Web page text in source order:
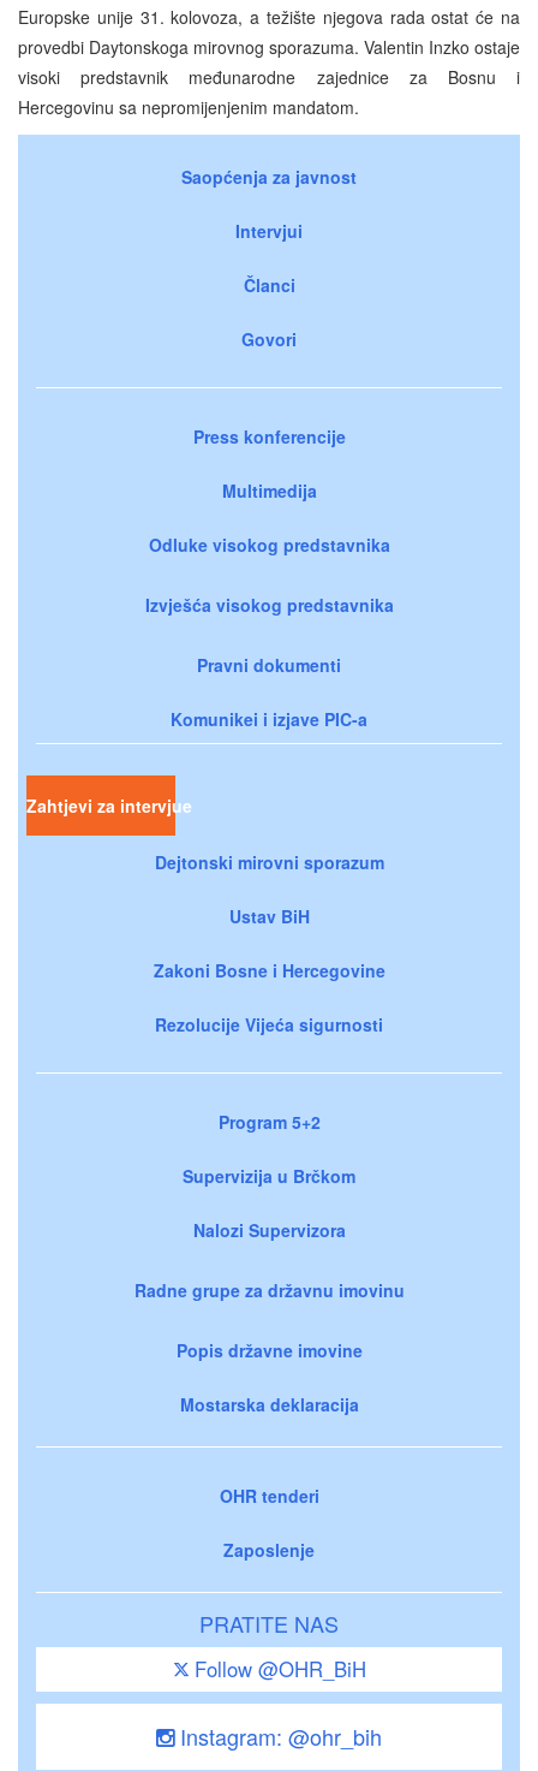
Europske unije 31. kolovoza, a težište njegova rada ostat će na
provedbi Daytonskoga mirovnog sporazuma. Valentin Inzko ostaje
visoki predstavnik međunarodne zajednice za Bosnu i
Hercegovinu sa nepromijenjenim mandatom.
Saopćenja za javnost
Intervjui
Članci
Govori
Press konferencije
Multimedija
Odluke visokog predstavnika
Izvješća visokog predstavnika
Pravni dokumenti
Komunikei i izjave PIC-a
Zahtjevi za intervjue
Dejtonski mirovni sporazum
Ustav BiH
Zakoni Bosne i Hercegovine
Rezolucije Vijeća sigurnosti
Program 5+2
Supervizija u Brčkom
Nalozi Supervizora
Radne grupe za državnu imovinu
Popis državne imovine
Mostarska deklaracija
OHR tenderi
Zaposlenje
PRATITE NAS
Follow @OHR_BiH
Instagram: @ohr_bih